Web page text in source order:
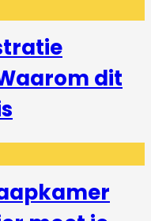
dit